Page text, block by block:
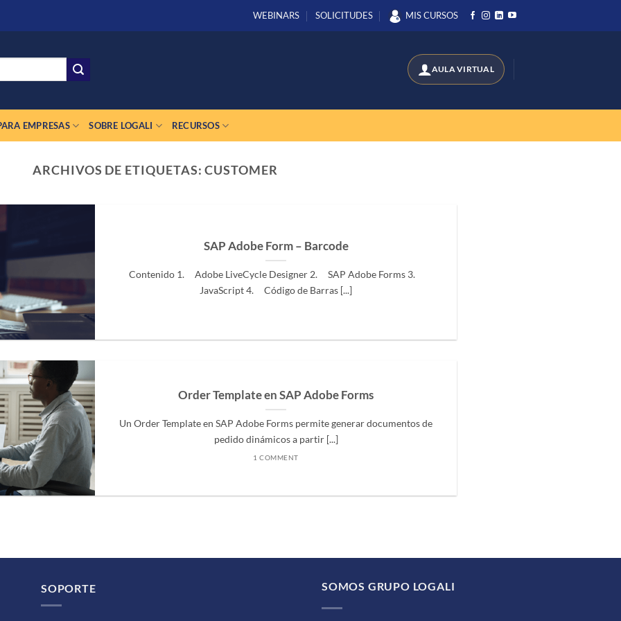
WEBINARS SOLICITUDES MIS CURSOS
EMPRESAS SOBRE LOGALI RECURSOS
ARCHIVOS DE ETIQUETAS:CUSTOMER
SAP Adobe Form – Barcode
Contenido 1. Adobe LiveCycle Designer 2. SAP Adobe Forms 3.
JavaScript 4. Código de Barras [...]
Order Template en SAP Adobe Forms
Un Order Template en SAP Adobe Forms permite generar documentos de
pedido dinámicos a partir [...]
1 COMMENT
SOPORTE SOMOS GRUPO LOGALI